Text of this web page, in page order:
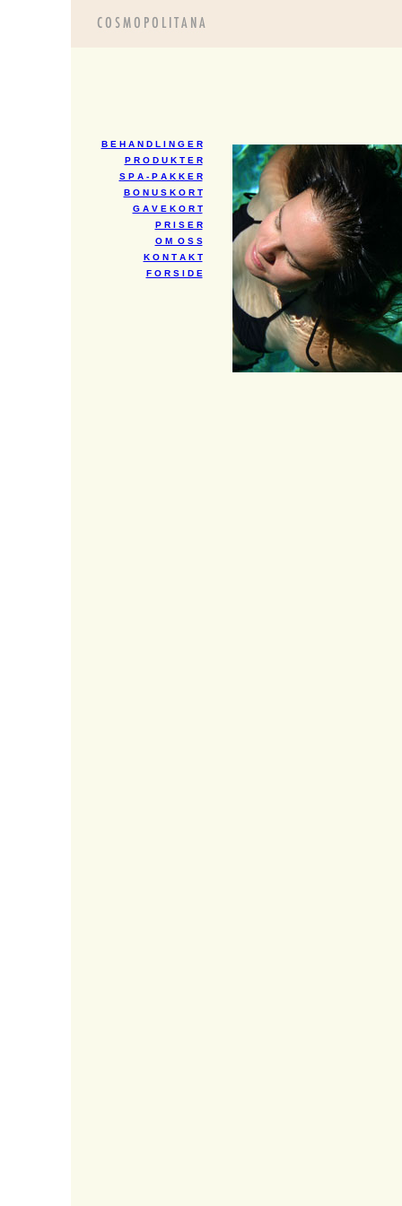
B E H A N D L I N G E R
P R O D U K T E R
S P A - P A K K E R
B O N U S K O R T
G A V E K O R T
P R I S E R
O M O S S
K O N T A K T
F O R S I D E